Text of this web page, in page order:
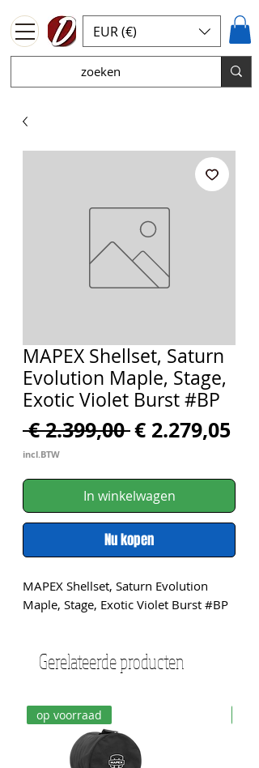
EUR (€)
MAPEX Shellset, Saturn
Evolution Maple, Stage,
Exotic Violet Burst #BP
€ 2.399,00 Normale
€ 2.279,05
incl.BTW
In winkelwagen
Nu kopen
MAPEX Shellset, Saturn Evolution
Maple, Stage, Exotic Violet Burst #BP
Gerelateerde producten
op voorraad